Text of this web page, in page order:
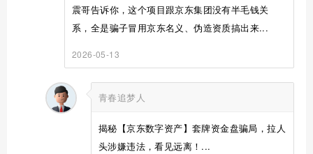
震哥告诉你，这个项目跟京东集团没有半毛钱关
系，全是骗子冒用京东名义、伪造资质搞出来...
2026-05-13
青春追梦人
揭秘【京东数字资产】套牌资金盘骗局，拉人
头涉嫌违法，看见远离！...